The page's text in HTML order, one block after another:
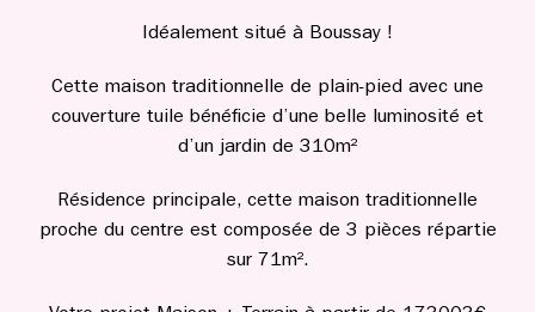
Idéalement situé à Boussay !
Cette maison traditionnelle de plain-pied avec une
couverture tuile bénéficie d’une belle luminosité et
d’un jardin de 310m²
Résidence principale, cette maison traditionnelle
proche du centre est composée de 3 pièces répartie
sur 71m².